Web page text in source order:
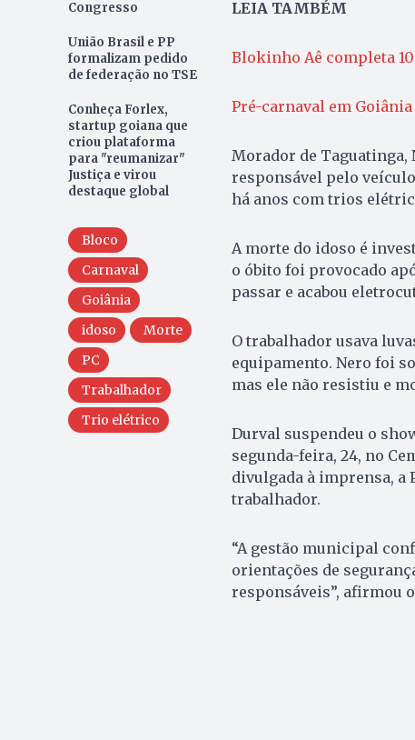
Congresso
União Brasil e PP
formalizam pedido
de federação no TSE
Conheça Forlex,
startup goiana que
criou plataforma
para "reumanizar"
Justiça e virou
destaque global
Bloco
Carnaval
Goiânia
idoso
Morte
PC
Trabalhador
Trio elétrico
LEIA TAMBÉM
Blokinho Aê completa
Pré-carnaval em
Morador de Taguatinga,
responsável pelo
há anos com trios
A morte do idoso é
o óbito foi provocado
passar e acabou
O trabalhador usava
equipamento. Nero foi
mas ele não resistiu e
Durval suspendeu o
segunda-feira, 24, no
divulgada à imprensa, a
trabalhador.
“A gestão municipal
orientações de
responsáveis”, afirmou